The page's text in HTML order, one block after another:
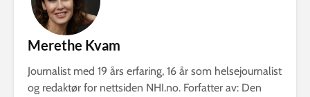
Merethe Kvam
Journalist med 19 års erfaring, 16 år som helsejournalist
og redaktør for nettsiden NHI.no. Forfatter av: Den